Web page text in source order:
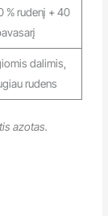
% rudenį + 40
dalimis,
rudens
azotas.